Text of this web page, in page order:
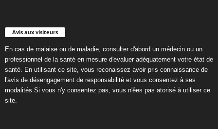
Avis aux visiteurs
En cas de malaise ou de maladie, consulter d'abord un médecin ou un
professionnel de la santé en mesure d'evaluer adéquatement votre état de
santé. En utilisant ce site, vous reconaissez avoir pris connaissance de
l'avis de désengagement de responsabilité et vous consentez à ses
modalités.Si vous n'y consentez pas, vous n'êes pas atorisé à utiliser ce
site.